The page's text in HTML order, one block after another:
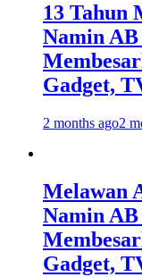
13 Tahun
Namin
Gadget,
2 months ago2
Melawan
Namin
Gadget,